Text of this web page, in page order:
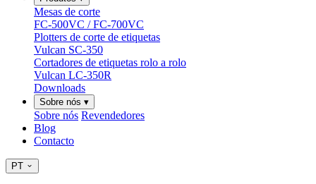
Mesas de corte
FC-500VC / FC-700VC
Plotters de corte de etiquetas
Vulcan SC-350
Cortadores de etiquetas rolo a rolo
Vulcan LC-350R
Downloads
Sobre nós ▾
Sobre nós Revendedores
Blog
Contacto
PT